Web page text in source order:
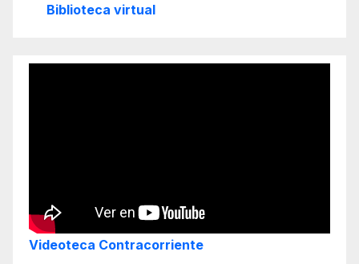
Biblioteca virtual
Videoteca Contracorriente